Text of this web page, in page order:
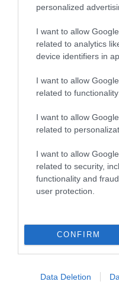
personalized
I want to allow
related to analytics
device identifiers in
I want to allow
related to
I want to allow
related to
I want to allow
related to security,
functionality and
user protection.
CONFIRM
Data Deletion
Πρωινό και αναχώρηση για
το μεσημέρι θα είμαστε εκεί
ελεύθερη. Δείπνο &
διανυκτέρευση.
8η Μέρα: 08/10/2026
Σμύρνη - Χανιά
ξεναγηθούμε στη
κοσμοπολίτικη πρωτεύουσα
Μικράς Ασίας, λίκνο της
επιρροές από αρκετούς
πολιτισμούς, τη θρυλική
Σμύρνη. Θα διασχίσουμε τη
παραλιακή λεωφόρο όπου θα
από γραφικές προσόψεις
σπιτιών που αποδεικνύουν ότι
Ελληνισμός έχει περάσει από
εδώ και έχει αφήσει
στάση το Κορδέλιο